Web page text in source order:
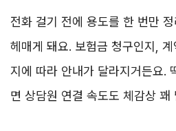
전화 걸기 전에 용도를 한 번만
헤매게 돼요. 보험금 청구인지,
지에 따라 안내가 달라지거든요.
면 상담원 연결 속도도 체감상 꽤